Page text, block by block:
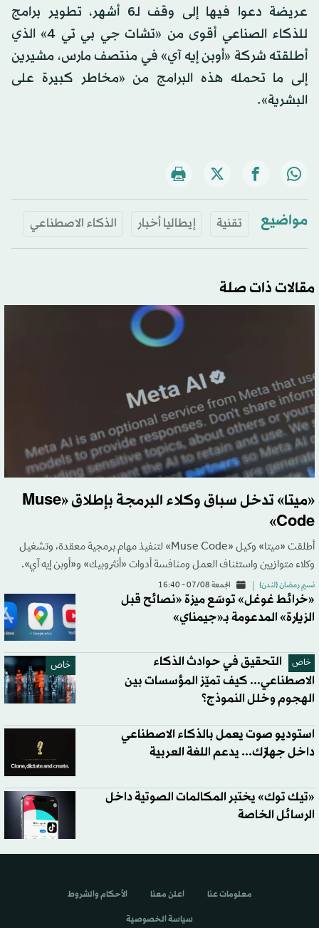
عريضة دعوا فيها إلى وقف لـ6 أشهر، تطوير برامج
للذكاء الصناعي أقوى من «تشات جي بي تي 4» الذي
أطلقته شركة «أوبن إيه آي» في منتصف مارس، مشيرين
إلى ما تحمله هذه البرامج من «مخاطر كبيرة على
البشرية».
مواضيع تقنية إيطاليا أخبار الذكاء الاصطناعي
مقالات ذات صلة
«ميتا» تدخل سباق وكلاء البرمجة بإطلاق «Muse
Code»
أطلقت «ميتا» وكيل «Muse Code» لتنفيذ مهام برمجية معقدة، وتشغيل
وكلاء متوازيين واستئناف العمل ومنافسة أدوات «أنثروبيك» و«أوبن إيه آي».
نسيم رمضان (لندن) الجمعة 07/08 - 16:40
«خرائط غوغل» توسّع ميزة «نصائح قبل
الزيارة» المدعومة بـ«جيمناي»
خاص خاص
التحقيق في حوادث الذكاء
الاصطناعي... كيف تميّز المؤسسات بين
الهجوم وخلل النموذج؟
استوديو صوت يعمل بالذكاء الاصطناعي
داخل جهازك... يدعم اللغة العربية
«تيك توك» يختبر المكالمات الصوتية داخل
الرسائل الخاصة
معلومات عنا اعلن معنا الأحكام والشروط
سياسة الخصوصية